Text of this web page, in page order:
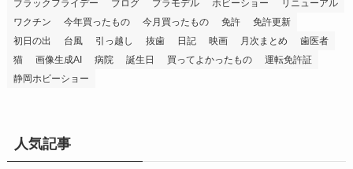
ブラックフライデー
ブログ プラモデル ホビーショー
リニューアル
ワクチン
今年買ったもの 今月買ったもの 免許
免許更新
初日の出
台風 引っ越し 抜歯 日記 映画 月次まとめ
歯医者
猫
画像生成AI 病院 誕生日 買ってよかったもの
運転免許証
静岡ホビーショー
人気記事